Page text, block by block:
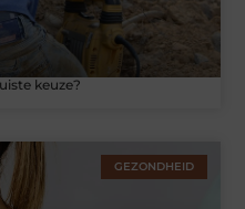
keuze?
GEZONDHEID